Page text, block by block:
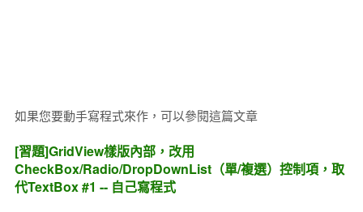
如果您要動手寫程式來作，可以參閱這篇文章
[習題]GridView樣版內部，改用
CheckBox/Radio/DropDownList（單/複選）控制項，取
代TextBox #1 -- 自己寫程式